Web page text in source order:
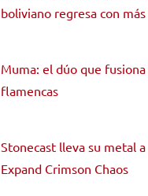
boliviano regresa con
Muma: el dúo que
flamencas
Stonecast lleva su metal
Expand Crimson Chaos